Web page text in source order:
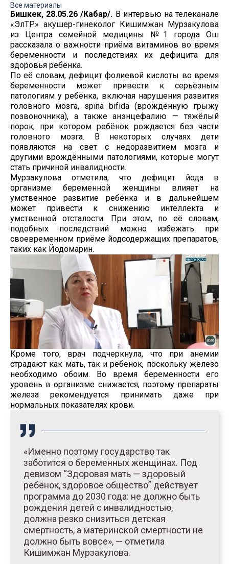
Все материалы
Бишкек, 28.05.26 /Кабар/. В интервью на телеканале
«ЭлТР» акушер-гинеколог Кишимжан Мурзакулова
из Центра семейной медицины №1 города Ош
рассказала о важности приёма витаминов во время
беременности и последствиях их дефицита для
здоровья ребёнка.
По её словам, дефицит фолиевой кислоты во время
беременности может привести к серьёзным
патологиям у ребёнка, включая нарушения развития
головного мозга, spina bifida (врождённую грыжу
позвоночника), а также анэнцефалию — тяжёлый
порок, при котором ребёнок рождается без части
головного мозга. В некоторых случаях дети
появляются на свет с недоразвитием мозга и
другими врождёнными патологиями, которые могут
стать причиной инвалидности.
Мурзакулова отметила, что дефицит йода в
организме беременной женщины влияет на
умственное развитие ребёнка и в дальнейшем
может привести к снижению интеллекта и
умственной отсталости. При этом, по её словам,
подобных последствий можно избежать при
своевременном приёме йодсодержащих препаратов,
таких как Йодомарин.
Кроме того, врач подчеркнула, что при анемии
страдают как мать, так и ребёнок, поскольку железо
необходимо обоим. Во время беременности его
уровень в организме снижается, поэтому препараты
железа рекомендуется принимать даже при
нормальных показателях крови.
«Именно поэтому государство так
заботится о беременных женщинах. Под
девизом “Здоровая мать — здоровый
ребёнок, здоровое общество” действует
программа до 2030 года: не должно быть
рождения детей с инвалидностью,
должна резко снизиться детская
смертность, а материнской смертности не
должно быть вовсе», — отметила
Кишимжан Мурзакулова.